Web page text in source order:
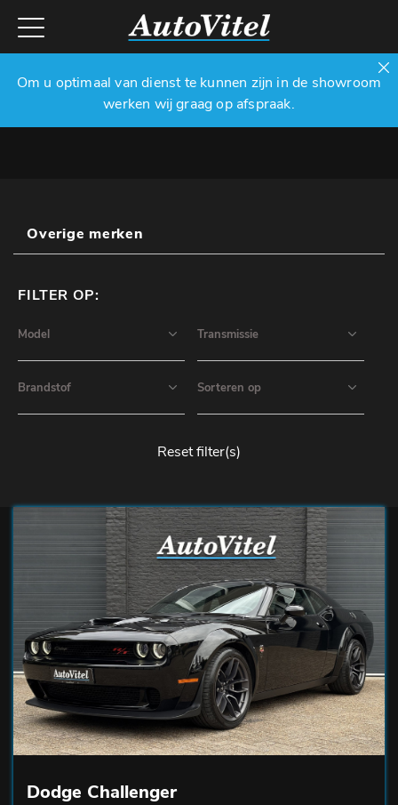
Om u optimaal van dienst te kunnen zijn in de showroom
werken wij graag op afspraak.
Overige merken
FILTER OP:
Reset filter(s)
Dodge Challenger